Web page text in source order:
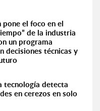
pone el foco en el
de la industria
un programa
decisiones técnicas y
tecnología detecta
en cerezos en solo